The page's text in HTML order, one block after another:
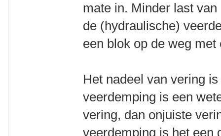
mate in. Minder last
de (hydraulische)
een blok op de weg
Het nadeel van vering
veerdemping is een
vering, dan onjuiste
veerdemping is het een